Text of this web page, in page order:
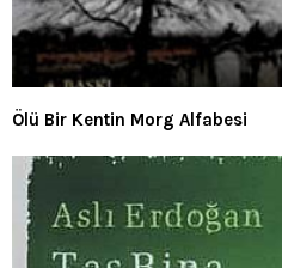
Ölü Bir Kentin Morg Alfabesi